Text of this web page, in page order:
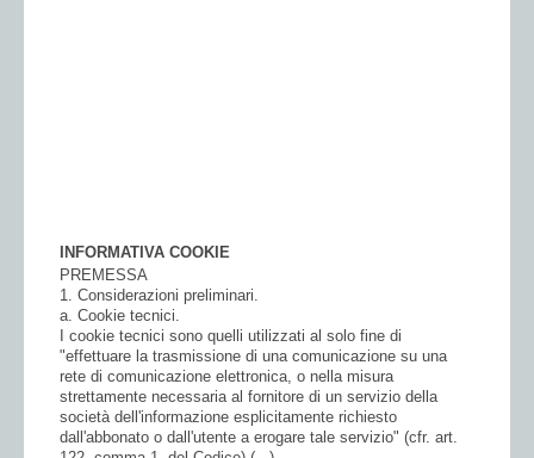
INFORMATIVA COOKIE
PREMESSA
1. Considerazioni preliminari.
a. Cookie tecnici.
I cookie tecnici sono quelli utilizzati al solo fine di
"effettuare la trasmissione di una comunicazione su una
rete di comunicazione elettronica, o nella misura
strettamente necessaria al fornitore di un servizio della
società dell'informazione esplicitamente richiesto
dall'abbonato o dall'utente a erogare tale servizio" (cfr. art.